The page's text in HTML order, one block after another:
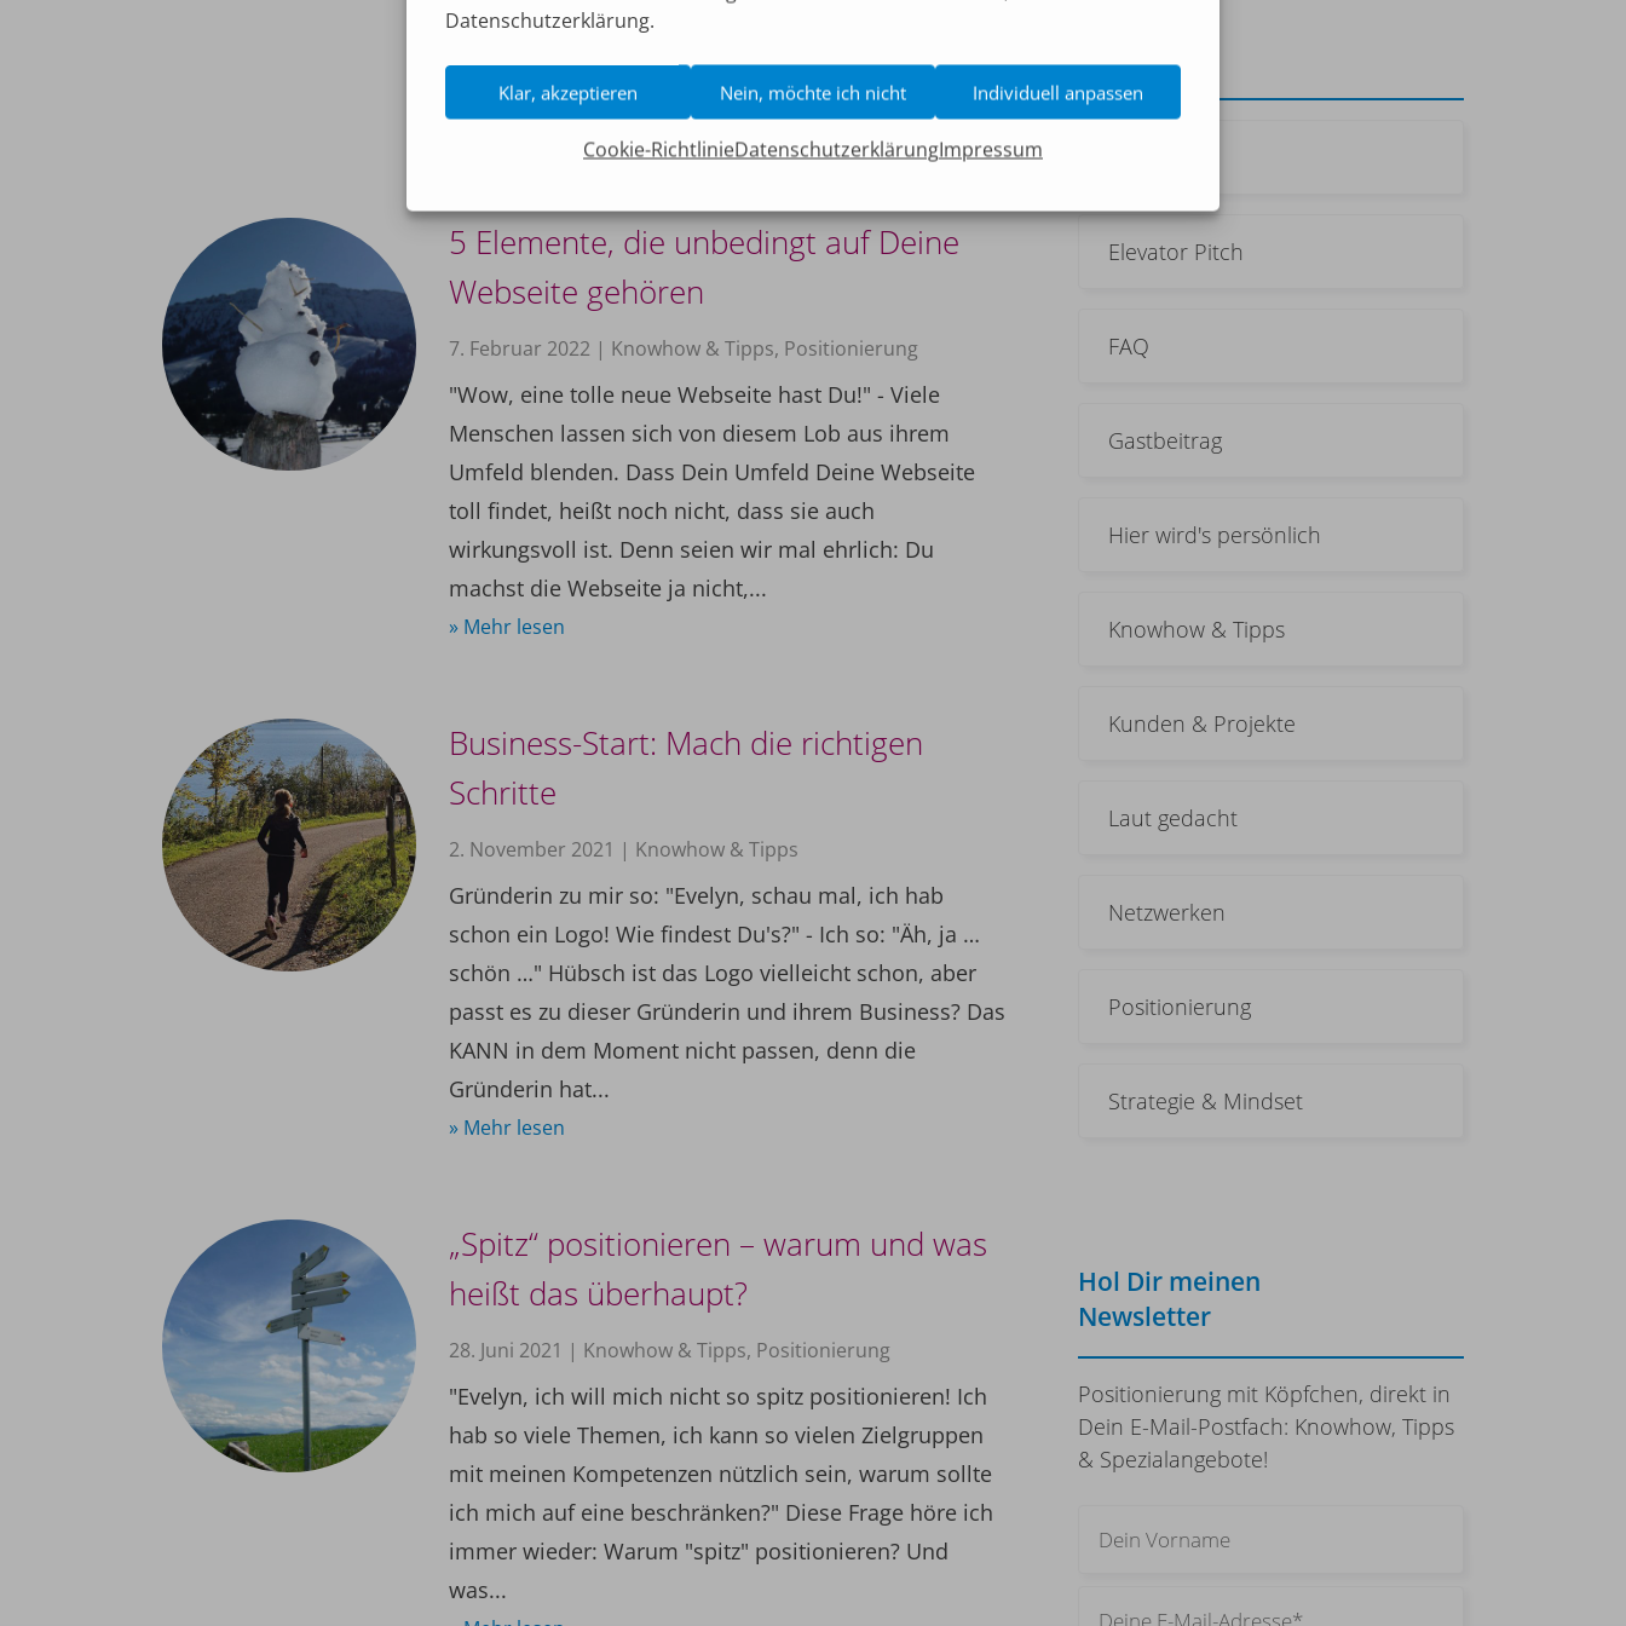
Datenschutzerklärung.
Klar, akzeptieren Nein, möchte ich nicht Individuell anpassen
Cookie-RichtlinieDatenschutzerklärungImpressum
Mail-Hin-und-Her zur Terminabstimmung kennst Du
einen für beide...
» Mehr lesen
5 Elemente, die unbedingt auf Deine
Webseite gehören
7. Februar 2022 | Knowhow & Tipps, Positionierung
"Wow, eine tolle neue Webseite hast Du!" - Viele
Menschen lassen sich von diesem Lob aus ihrem
Umfeld blenden. Dass Dein Umfeld Deine Webseite
toll findet, heißt noch nicht, dass sie auch
wirkungsvoll ist. Denn seien wir mal ehrlich: Du
machst die Webseite ja nicht,...
» Mehr lesen
Business-Start: Mach die richtigen
Schritte
2. November 2021 | Knowhow & Tipps
Gründerin zu mir so: "Evelyn, schau mal, ich hab
schon ein Logo! Wie findest Du's?" - Ich so: "Äh, ja …
schön …" Hübsch ist das Logo vielleicht schon, aber
passt es zu dieser Gründerin und ihrem Business? Das
KANN in dem Moment nicht passen, denn die
Gründerin hat...
» Mehr lesen
„Spitz“ positionieren – warum und was
heißt das überhaupt?
28. Juni 2021 | Knowhow & Tipps, Positionierung
"Evelyn, ich will mich nicht so spitz positionieren! Ich
hab so viele Themen, ich kann so vielen Zielgruppen
mit meinen Kompetenzen nützlich sein, warum sollte
ich mich auf eine beschränken?" Diese Frage höre ich
immer wieder: Warum "spitz" positionieren? Und
was...
Kategorien
Elevator Pitch
FAQ
Gastbeitrag
Hier wird's persönlich
Knowhow & Tipps
Kunden & Projekte
Laut gedacht
Netzwerken
Positionierung
Strategie & Mindset
Hol Dir meinen
Newsletter
Positionierung mit Köpfchen, direkt in
Dein E-Mail-Postfach: Knowhow, Tipps
& Spezialangebote!